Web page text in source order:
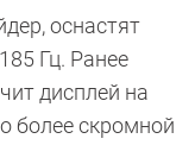
оснастят
Гц. Ранее
дисплей на
более скромной